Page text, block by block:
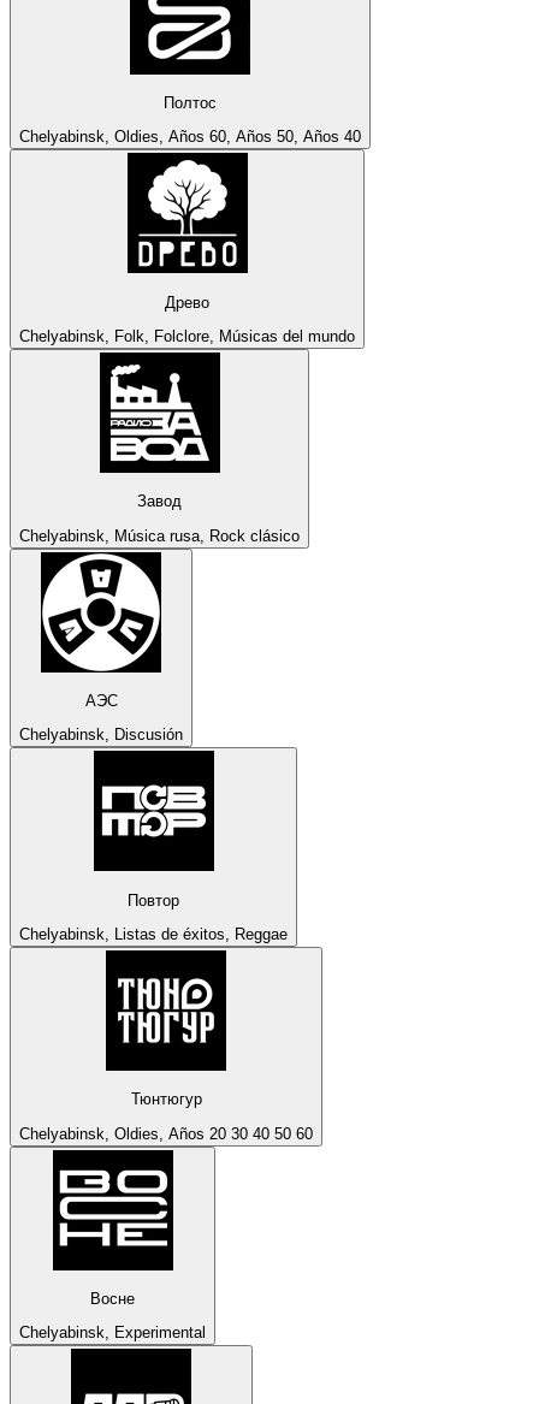
Полтос
Chelyabinsk, Oldies, Años 60, Años 50, Años 40
Древо
Chelyabinsk, Folk, Folclore, Músicas del mundo
Завод
Chelyabinsk, Música rusa, Rock clásico
АЭС
Chelyabinsk, Discusión
Повтор
Chelyabinsk, Listas de éxitos, Reggae
Тюнтюгур
Chelyabinsk, Oldies, Años 20 30 40 50 60
Восне
Chelyabinsk, Experimental